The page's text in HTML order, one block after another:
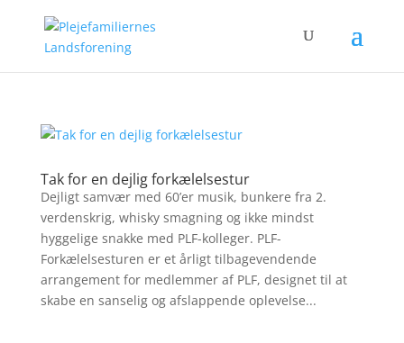
Tak for en dejlig forkælelsestur
Dejligt samvær med 60’er musik, bunkere fra 2.
verdenskrig, whisky smagning og ikke mindst
hyggelige snakke med PLF-kolleger. PLF-
Forkælelsesturen er et årligt tilbagevendende
arrangement for medlemmer af PLF, designet til at
skabe en sanselig og afslappende oplevelse...